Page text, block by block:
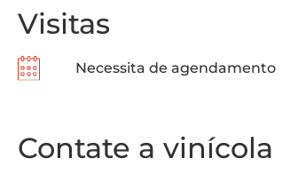
Visitas
Necessita de agendamento
Contate a vinícola